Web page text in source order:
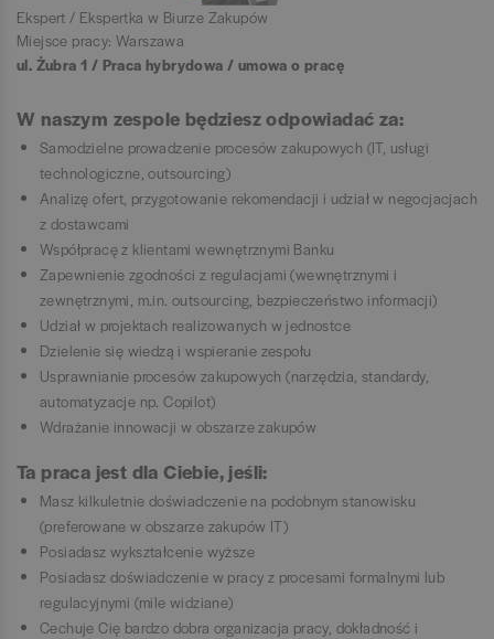
Ekspert / Ekspertka w Biurze Zakupów
Miejsce pracy: Warszawa
ul. Żubra 1 / Praca hybrydowa / umowa o pracę
W naszym zespole będziesz odpowiadać za:
Samodzielne prowadzenie procesów zakupowych (IT, usługi
technologiczne, outsourcing)
Analizę ofert, przygotowanie rekomendacji i udział w negocjacjach
z dostawcami
Współpracę z klientami wewnętrznymi Banku
Zapewnienie zgodności z regulacjami (wewnętrznymi i
zewnętrznymi, m.in. outsourcing, bezpieczeństwo informacji)
Udział w projektach realizowanych w jednostce
Dzielenie się wiedzą i wspieranie zespołu
Usprawnianie procesów zakupowych (narzędzia, standardy,
automatyzacje np. Copilot)
Wdrażanie innowacji w obszarze zakupów
Ta praca jest dla Ciebie, jeśli:
Masz kilkuletnie doświadczenie na podobnym stanowisku
(preferowane w obszarze zakupów IT)
Posiadasz wykształcenie wyższe
Posiadasz doświadczenie w pracy z procesami formalnymi lub
regulacyjnymi (mile widziane)
Cechuje Cię bardzo dobra organizacja pracy, dokładność i